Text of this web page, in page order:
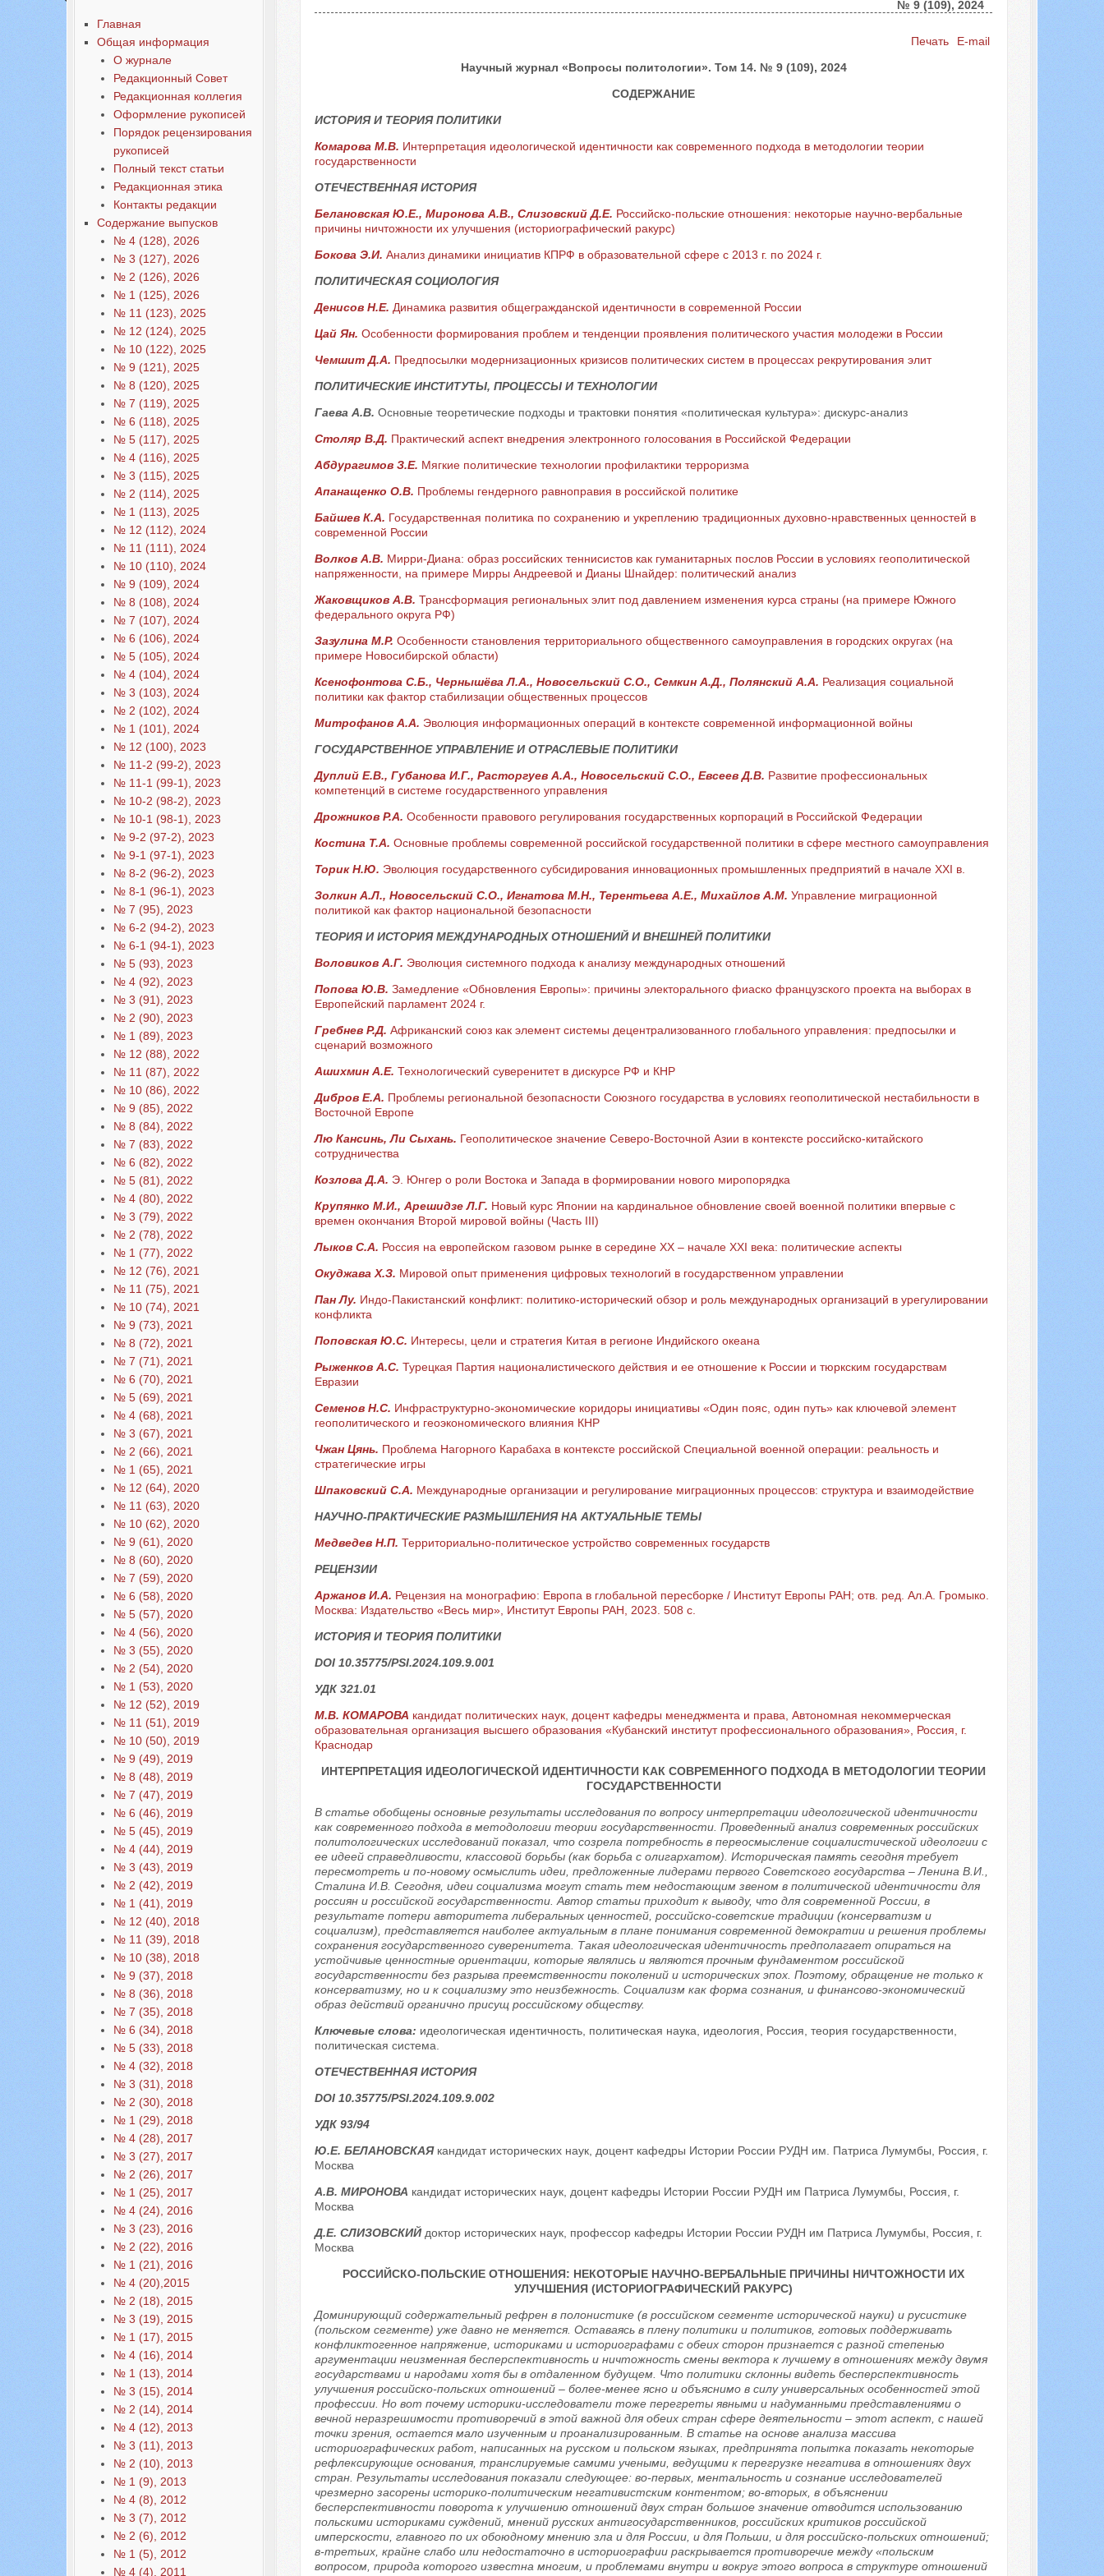
Искать...
Главная
Общая информация
О журнале
Редакционный Совет
Редакционная коллегия
Оформление рукописей
Порядок рецензирования
рукописей
Полный текст статьи
Редакционная этика
Контакты редакции
Содержание выпусков
№ 4 (128), 2026
№ 3 (127), 2026
№ 2 (126), 2026
№ 1 (125), 2026
№ 11 (123), 2025
№ 12 (124), 2025
№ 10 (122), 2025
№ 9 (121), 2025
№ 8 (120), 2025
№ 7 (119), 2025
№ 6 (118), 2025
№ 5 (117), 2025
№ 4 (116), 2025
№ 3 (115), 2025
№ 2 (114), 2025
№ 1 (113), 2025
№ 12 (112), 2024
№ 11 (111), 2024
№ 10 (110), 2024
№ 9 (109), 2024
№ 8 (108), 2024
№ 7 (107), 2024
№ 6 (106), 2024
№ 5 (105), 2024
№ 4 (104), 2024
№ 3 (103), 2024
№ 2 (102), 2024
№ 1 (101), 2024
№ 12 (100), 2023
№ 11-2 (99-2), 2023
№ 11-1 (99-1), 2023
№ 10-2 (98-2), 2023
№ 10-1 (98-1), 2023
№ 9-2 (97-2), 2023
№ 9-1 (97-1), 2023
№ 8-2 (96-2), 2023
№ 8-1 (96-1), 2023
№ 7 (95), 2023
№ 6-2 (94-2), 2023
№ 6-1 (94-1), 2023
№ 5 (93), 2023
№ 4 (92), 2023
№ 3 (91), 2023
№ 2 (90), 2023
№ 1 (89), 2023
№ 12 (88), 2022
№ 11 (87), 2022
№ 10 (86), 2022
№ 9 (85), 2022
№ 8 (84), 2022
№ 7 (83), 2022
№ 6 (82), 2022
№ 5 (81), 2022
№ 4 (80), 2022
№ 3 (79), 2022
№ 2 (78), 2022
№ 1 (77), 2022
№ 12 (76), 2021
№ 11 (75), 2021
№ 10 (74), 2021
№ 9 (73), 2021
№ 8 (72), 2021
№ 7 (71), 2021
№ 6 (70), 2021
№ 5 (69), 2021
№ 4 (68), 2021
№ 3 (67), 2021
№ 2 (66), 2021
№ 1 (65), 2021
№ 12 (64), 2020
№ 11 (63), 2020
№ 10 (62), 2020
№ 9 (61), 2020
№ 8 (60), 2020
№ 7 (59), 2020
№ 6 (58), 2020
№ 5 (57), 2020
№ 4 (56), 2020
№ 3 (55), 2020
№ 2 (54), 2020
№ 1 (53), 2020
№ 12 (52), 2019
№ 11 (51), 2019
№ 10 (50), 2019
№ 9 (49), 2019
№ 8 (48), 2019
№ 7 (47), 2019
№ 6 (46), 2019
№ 5 (45), 2019
№ 4 (44), 2019
№ 3 (43), 2019
№ 2 (42), 2019
№ 1 (41), 2019
№ 12 (40), 2018
№ 11 (39), 2018
№ 10 (38), 2018
№ 9 (37), 2018
№ 8 (36), 2018
№ 7 (35), 2018
№ 6 (34), 2018
№ 5 (33), 2018
№ 4 (32), 2018
№ 3 (31), 2018
№ 2 (30), 2018
№ 1 (29), 2018
№ 4 (28), 2017
№ 3 (27), 2017
№ 2 (26), 2017
№ 1 (25), 2017
№ 4 (24), 2016
№ 3 (23), 2016
№ 2 (22), 2016
№ 1 (21), 2016
№ 4 (20),2015
№ 2 (18), 2015
№ 3 (19), 2015
№ 1 (17), 2015
№ 4 (16), 2014
№ 1 (13), 2014
№ 3 (15), 2014
№ 2 (14), 2014
№ 4 (12), 2013
№ 3 (11), 2013
№ 2 (10), 2013
№ 1 (9), 2013
№ 4 (8), 2012
№ 3 (7), 2012
№ 2 (6), 2012
№ 1 (5), 2012
№ 4 (4), 2011
№ 9 (109), 2024
Печать
E-mail
Научный журнал «Вопросы политологии». Том 14. № 9 (109), 2024
СОДЕРЖАНИЕ
ИСТОРИЯ И ТЕОРИЯ ПОЛИТИКИ
Комарова М.В. Интерпретация идеологической идентичности как современного подхода в методологии теории
государственности
ОТЕЧЕСТВЕННАЯ ИСТОРИЯ
Белановская Ю.Е., Миронова А.В., Слизовский Д.Е. Российско-польские отношения: некоторые научно-вербальные
причины ничтожности их улучшения (историографический ракурс)
Бокова Э.И. Анализ динамики инициатив КПРФ в образовательной сфере с 2013 г. по 2024 г.
ПОЛИТИЧЕСКАЯ СОЦИОЛОГИЯ
Денисов Н.Е. Динамика развития общегражданской идентичности в современной России
Цай Ян. Особенности формирования проблем и тенденции проявления политического участия молодежи в России
Чемшит Д.А. Предпосылки модернизационных кризисов политических систем в процессах рекрутирования элит
ПОЛИТИЧЕСКИЕ ИНСТИТУТЫ, ПРОЦЕССЫ И ТЕХНОЛОГИИ
Гаева А.В. Основные теоретические подходы и трактовки понятия «политическая культура»: дискурс-анализ
Столяр В.Д. Практический аспект внедрения электронного голосования в Российской Федерации
Абдурагимов З.Е. Мягкие политические технологии профилактики терроризма
Апанащенко О.В. Проблемы гендерного равноправия в российской политике
Байшев К.А. Государственная политика по сохранению и укреплению традиционных духовно-нравственных ценностей в
современной России
Волков А.В. Мирри-Диана: образ российских теннисистов как гуманитарных послов России в условиях геополитической
напряженности, на примере Мирры Андреевой и Дианы Шнайдер: политический анализ
Жаковщиков А.В. Трансформация региональных элит под давлением изменения курса страны (на примере Южного
федерального округа РФ)
Зазулина М.Р. Особенности становления территориального общественного самоуправления в городских округах (на
примере Новосибирской области)
Ксенофонтова С.Б., Чернышёва Л.А., Новосельский С.О., Семкин А.Д., Полянский А.А. Реализация социальной
политики как фактор стабилизации общественных процессов
Митрофанов А.А. Эволюция информационных операций в контексте современной информационной войны
ГОСУДАРСТВЕННОЕ УПРАВЛЕНИЕ И ОТРАСЛЕВЫЕ ПОЛИТИКИ
Дуплий Е.В., Губанова И.Г., Расторгуев А.А., Новосельский С.О., Евсеев Д.В. Развитие профессиональных
компетенций в системе государственного управления
Дрожников Р.А. Особенности правового регулирования государственных корпораций в Российской Федерации
Костина Т.А. Основные проблемы современной российской государственной политики в сфере местного самоуправления
Торик Н.Ю. Эволюция государственного субсидирования инновационных промышленных предприятий в начале XXI в.
Золкин А.Л., Новосельский С.О., Игнатова М.Н., Терентьева А.Е., Михайлов А.М. Управление миграционной
политикой как фактор национальной безопасности
ТЕОРИЯ И ИСТОРИЯ МЕЖДУНАРОДНЫХ ОТНОШЕНИЙ И ВНЕШНЕЙ ПОЛИТИКИ
Воловиков А.Г. Эволюция системного подхода к анализу международных отношений
Попова Ю.В. Замедление «Обновления Европы»: причины электорального фиаско французского проекта на выборах в
Европейский парламент 2024 г.
Гребнев Р.Д. Африканский союз как элемент системы децентрализованного глобального управления: предпосылки и
сценарий возможного
Ашихмин А.Е. Технологический суверенитет в дискурсе РФ и КНР
Дибров Е.А. Проблемы региональной безопасности Союзного государства в условиях геополитической нестабильности в
Восточной Европе
Лю Кансинь, Ли Сыхань. Геополитическое значение Северо-Восточной Азии в контексте российско-китайского
сотрудничества
Козлова Д.А. Э. Юнгер о роли Востока и Запада в формировании нового миропорядка
Крупянко М.И., Арешидзе Л.Г. Новый курс Японии на кардинальное обновление своей военной политики впервые с
времен окончания Второй мировой войны (Часть III)
Лыков С.А. Россия на европейском газовом рынке в середине XX – начале XXI века: политические аспекты
Окуджава Х.З. Мировой опыт применения цифровых технологий в государственном управлении
Пан Лу. Индо-Пакистанский конфликт: политико-исторический обзор и роль международных организаций в урегулировании
конфликта
Поповская Ю.С. Интересы, цели и стратегия Китая в регионе Индийского океана
Рыженков А.С. Турецкая Партия националистического действия и ее отношение к России и тюркским государствам
Евразии
Семенов Н.С. Инфраструктурно-экономические коридоры инициативы «Один пояс, один путь» как ключевой элемент
геополитического и геоэкономического влияния КНР
Чжан Цянь. Проблема Нагорного Карабаха в контексте российской Специальной военной операции: реальность и
стратегические игры
Шпаковский С.А. Международные организации и регулирование миграционных процессов: структура и взаимодействие
НАУЧНО-ПРАКТИЧЕСКИЕ РАЗМЫШЛЕНИЯ НА АКТУАЛЬНЫЕ ТЕМЫ
Медведев Н.П. Территориально-политическое устройство современных государств
РЕЦЕНЗИИ
Аржанов И.А. Рецензия на монографию: Европа в глобальной пересборке / Институт Европы РАН; отв. ред. Ал.А. Громыко.
Москва: Издательство «Весь мир», Институт Европы РАН, 2023. 508 с.
ИСТОРИЯ И ТЕОРИЯ ПОЛИТИКИ
DOI 10.35775/PSI.2024.109.9.001
УДК 321.01
М.В. КОМАРОВА кандидат политических наук, доцент кафедры менеджмента и права, Автономная некоммерческая
образовательная организация высшего образования «Кубанский институт профессионального образования», Россия, г.
Краснодар
ИНТЕРПРЕТАЦИЯ ИДЕОЛОГИЧЕСКОЙ ИДЕНТИЧНОСТИ КАК СОВРЕМЕННОГО ПОДХОДА В МЕТОДОЛОГИИ ТЕОРИИ
ГОСУДАРСТВЕННОСТИ
В статье обобщены основные результаты исследования по вопросу интерпретации идеологической идентичности
как современного подхода в методологии теории государственности. Проведенный анализ современных российских
политологических исследований показал, что созрела потребность в переосмысление социалистической идеологии с
ее идеей справедливости, классовой борьбы (как борьба с олигархатом). Историческая память сегодня требует
пересмотреть и по-новому осмыслить идеи, предложенные лидерами первого Советского государства – Ленина В.И.,
Сталина И.В. Сегодня, идеи социализма могут стать тем недостающим звеном в политической идентичности для
россиян и российской государственности. Автор статьи приходит к выводу, что для современной России, в
результате потери авторитета либеральных ценностей, российско-советские традиции (консерватизм и
социализм), представляется наиболее актуальным в плане понимания современной демократии и решения проблемы
сохранения государственного суверенитета. Такая идеологическая идентичность предполагает опираться на
устойчивые ценностные ориентации, которые являлись и являются прочным фундаментом российской
государственности без разрыва преемственности поколений и исторических эпох. Поэтому, обращение не только к
консерватизму, но и к социализму это неизбежность. Социализм как форма сознания, и финансово-экономический
образ действий органично присущ российскому обществу.
Ключевые слова: идеологическая идентичность, политическая наука, идеология, Россия, теория государственности,
политическая система.
ОТЕЧЕСТВЕННАЯ ИСТОРИЯ
DOI 10.35775/PSI.2024.109.9.002
УДК 93/94
Ю.Е. БЕЛАНОВСКАЯкандидат исторических наук, доцент кафедры Истории России РУДН им. Патриса Лумумбы, Россия, г.
Москва
А.В. МИРОНОВА кандидат исторических наук, доцент кафедры Истории России РУДН им Патриса Лумумбы, Россия, г.
Москва
Д.Е. СЛИЗОВСКИЙдоктор исторических наук, профессор кафедры Истории России РУДН им Патриса Лумумбы, Россия, г.
Москва
РОССИЙСКО-ПОЛЬСКИЕ ОТНОШЕНИЯ: НЕКОТОРЫЕ НАУЧНО-ВЕРБАЛЬНЫЕ ПРИЧИНЫ НИЧТОЖНОСТИ ИХ
УЛУЧШЕНИЯ (ИСТОРИОГРАФИЧЕСКИЙ РАКУРС)
Доминирующий содержательный рефрен в полонистике (в российском сегменте исторической науки) и русистике
(польском сегменте) уже давно не меняется. Оставаясь в плену политики и политиков, готовых поддерживать
конфликтогенное напряжение, историками и историографами с обеих сторон признается с разной степенью
аргументации неизменная бесперспективность и ничтожность смены вектора к лучшему в отношениях между двумя
государствами и народами хотя бы в отдаленном будущем. Что политики склонны видеть бесперспективность
улучшения российско-польских отношений – более-менее ясно и объяснимо в силу универсальных особенностей этой
профессии. Но вот почему историки-исследователи тоже перегреты явными и надуманными представлениями о
вечной неразрешимости противоречий в этой важной для обеих стран сфере деятельности – этот аспект, с нашей
точки зрения, остается мало изученным и проанализированным. В статье на основе анализа массива
историографических работ, написанных на русском и польском языках, предпринята попытка показать некоторые
рефлексирующие основания, транслируемые самими учеными, ведущими к перегрузке негатива в отношениях двух
стран. Результаты исследования показали следующее: во-первых, ментальность и сознание исследователей
чрезмерно засорены историко-политическим негативистским контентом; во-вторых, в объяснении
бесперспективности поворота к улучшению отношений двух стран большое значение отводится использованию
польскими историками суждений, мнений русских антигосударственников, российских критиков российской
имперскости, главного по их обоюдному мнению зла и для России, и для Польши, и для российско-польских отношений;
в-третьих, крайне слабо или недостаточно в историографии раскрывается противоречие между «польским
вопросом, природа которого известна многим, и проблемами внутри и вокруг этого вопроса в структуре отношений